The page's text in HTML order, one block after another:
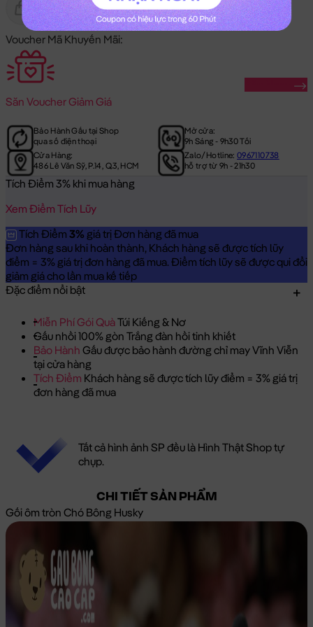
Gửi Tặng Hết Hàng
Voucher Mã Khuyến Mãi:
Săn Voucher Giảm Giá
Bảo Hành Gấu tại Shop
qua số điện thoại
Mở cửa:
9h Sáng - 9h30 Tối
Cửa Hàng:
486 Lê Văn Sỹ, P.14, Q.3, HCM
Zalo/Hotline:0967110738
hỗ trợ từ 9h - 21h30
Tích Điểm 3% khi mua hàng
Xem Điểm Tích Lũy
Tích Điểm 3% giá trị Đơn hàng đã mua
Đơn hàng sau khi hoàn thành, Khách hàng sẽ được tích lũy
điểm = 3% giá trị đơn hàng đã mua. Điểm tích lũy sẽ được qui đổi
giảm giá cho lần mua kế tiếp
Đặc điểm nổi bật
Miễn Phí Gói QuàTúi Kiếng & Nơ
Gấu nhồi 100% gòn Trắng đàn hồi tinh khiết
Bảo Hành Gấu được bảo hành đường chỉ may Vĩnh Viễn
tại cửa hàng
Tích Điểm Khách hàng sẽ được tích lũy điểm = 3% giá trị
đơn hàng đã mua
Tất cả hình ảnh SP đều là Hình Thật Shop tự
chụp.
CHI TIẾT SẢN PHẨM
Gối ôm tròn Chó Bông Husky